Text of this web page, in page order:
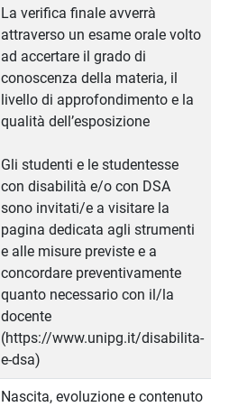
La verifica finale avverrà
attraverso un esame orale volto
ad accertare il grado di
conoscenza della materia, il
livello di approfondimento e la
qualità dell’esposizione
Gli studenti e le studentesse
con disabilità e/o con DSA
sono invitati/e a visitare la
pagina dedicata agli strumenti
e alle misure previste e a
concordare preventivamente
quanto necessario con il/la
docente
(https://www.unipg.it/disabilita-
e-dsa)
Nascita, evoluzione e contenuto